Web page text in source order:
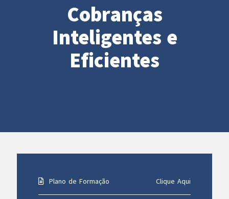
Cobranças
Inteligentes e
Eficientes
Plano de Formação Clique Aqui